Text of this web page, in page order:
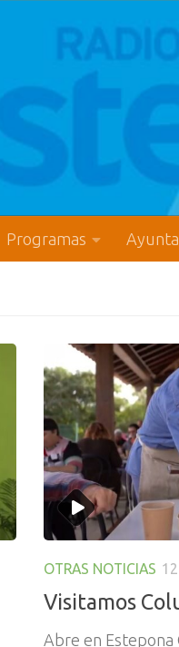
Programas
OTRAS NOTICIAS
Visitamos
Abre en Estepona